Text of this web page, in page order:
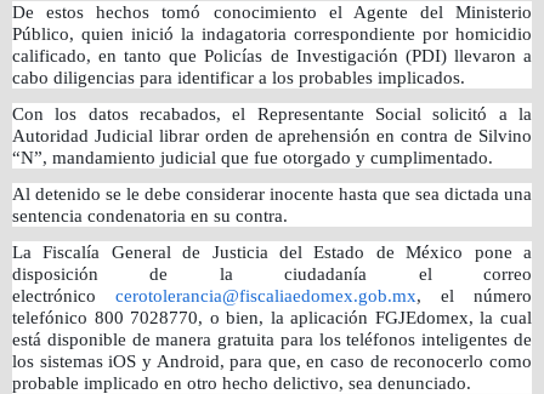
De estos hechos tomó conocimiento el Agente del Ministerio
Público, quien inició la indagatoria correspondiente por homicidio
calificado, en tanto que Policías de Investigación (PDI) llevaron a
cabo diligencias para identificar a los probables implicados.
Con los datos recabados, el Representante Social solicitó a la
Autoridad Judicial librar orden de aprehensión en contra de Silvino
“N”, mandamiento judicial que fue otorgado y cumplimentado.
Al detenido se le debe considerar inocente hasta que sea dictada una
sentencia condenatoria en su contra.
La Fiscalía General de Justicia del Estado de México pone a
disposición de la ciudadanía el correo
electrónico cerotolerancia@fiscaliaedomex.gob.mx, el número
telefónico 800 7028770, o bien, la aplicación FGJEdomex, la cual
está disponible de manera gratuita para los teléfonos inteligentes de
los sistemas iOS y Android, para que, en caso de reconocerlo como
probable implicado en otro hecho delictivo, sea denunciado.